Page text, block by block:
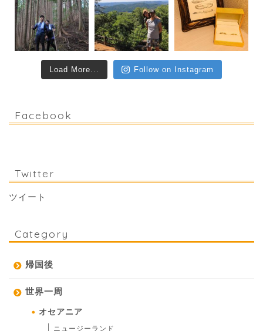
Load More... Follow on Instagram
Facebook
Twitter
ツイート
Category
帰国後
世界一周
オセアニア
ニュージーランド